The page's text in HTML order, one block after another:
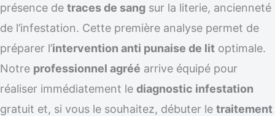
présence de traces de sang sur la literie, ancienneté
de l’infestation. Cette première analyse permet de
préparer l’intervention anti punaise de lit optimale.
Notre professionnel agréé arrive équipé pour
réaliser immédiatement le diagnostic infestation
gratuit et, si vous le souhaitez, débuter le traitement